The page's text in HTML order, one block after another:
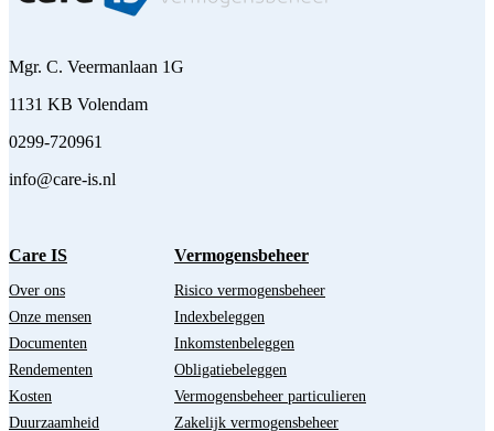
Mgr. C. Veermanlaan 1G
1131 KB Volendam
0299-720961
info@care-is.nl
Care IS
Over ons
Onze mensen
Documenten
Rendementen
Kosten
Duurzaamheid
Vermogensbeheer
Risico vermogensbeheer
Indexbeleggen
Inkomstenbeleggen
Obligatiebeleggen
Vermogensbeheer particulieren
Zakelijk vermogensbeheer